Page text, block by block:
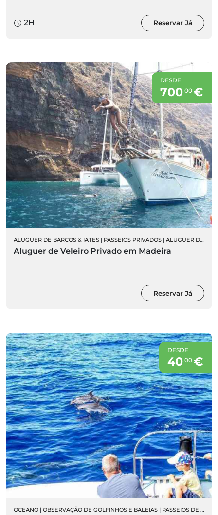
2H Reservar Já
DESDE
700 00€
ALUGUER DE BARCOS & IATES | PASSEIOS PRIVADOS | ALUGUER DE VELEIROS PRIVADOS
Aluguer de Veleiro Privado em Madeira
Reservar Já
DESDE
40 00€
OCEANO | OBSERVAÇÃO DE GOLFINHOS E BALEIAS | PASSEIOS DE BARCO